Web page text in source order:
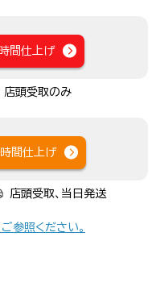
間仕上げ
店頭受取のみ
間仕上げ
店頭受取、当日発送
参照ください。